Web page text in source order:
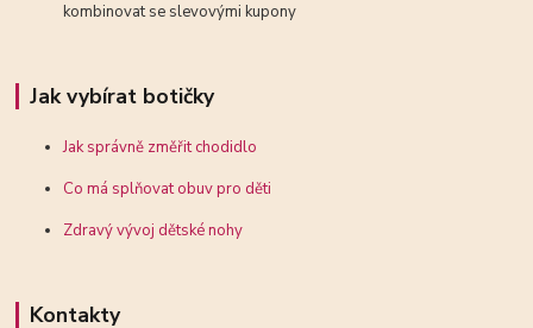
kombinovat se slevovými kupony
Jak vybírat botičky
Jak správně změřit chodidlo
Co má splňovat obuv pro děti
Zdravý vývoj dětské nohy
Kontakty